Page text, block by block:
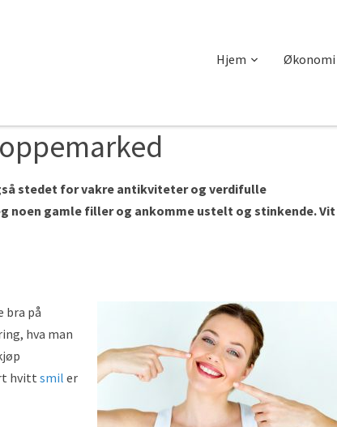
Hjem Økonomi
stedet for vakre antikviteter og verdifulle
noen gamle filler og ankomme ustelt og stinkende. Vit
bra på
hva man
hvitt smil er